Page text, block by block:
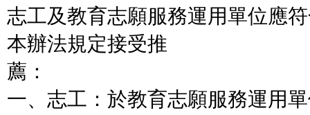
志工及教育志願服務運用單位應
本辦法規定接受推
薦：
一、志工：於教育志願服務運用